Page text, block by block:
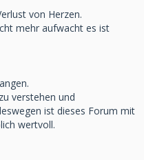
von Herzen.
mehr aufwacht es ist
verstehen und
ist dieses Forum mit
wertvoll.